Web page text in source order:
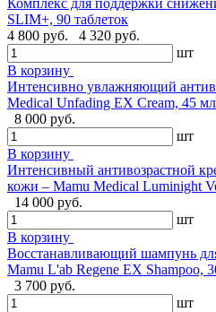
Комплекс для поддержки
SLIM+, 90 таблеток
4 800 руб.
4 320 руб.
шт
В корзину
Интенсивно увлажняющий
Medical Unfading EX Cream, 45
8 000 руб.
шт
В корзину
Интенсивный антивозрастной
кожи – Mamu Medical Luminight
14 000 руб.
шт
В корзину
Восстанавливающий шампунь
Mamu L'ab Regene EX Shampoo,
3 700 руб.
шт